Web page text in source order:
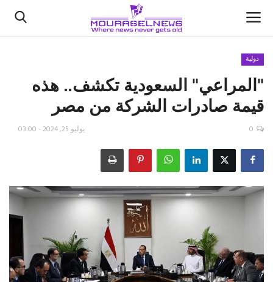
الأخبار
كتّابنا
اقتصاد
علوم وتكنولوجيا
فيديو
دولية
"المراعي" السعودية تكشف.. هذه
قيمة صادرات الشركة من مصر
يوليو 25, 2024 - 03:00 0